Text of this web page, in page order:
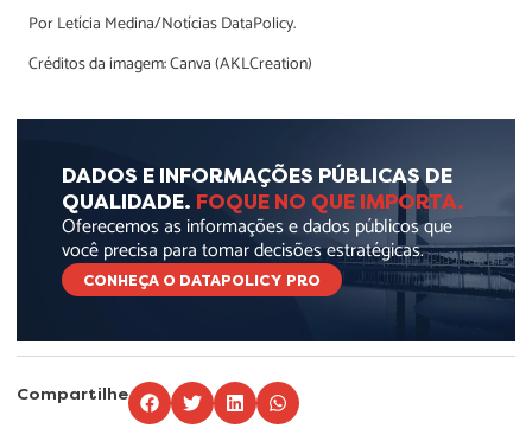
Por Letícia Medina/Notícias DataPolicy.
Créditos da imagem: Canva (AKLCreation)
DADOS E INFORMAÇÕES PÚBLICAS DE
QUALIDADE. FOQUE NO QUE IMPORTA.
Oferecemos as informações e dados públicos que
você precisa para tomar decisões estratégicas.
CONHEÇA O DATAPOLICY PRO
Compartilhe